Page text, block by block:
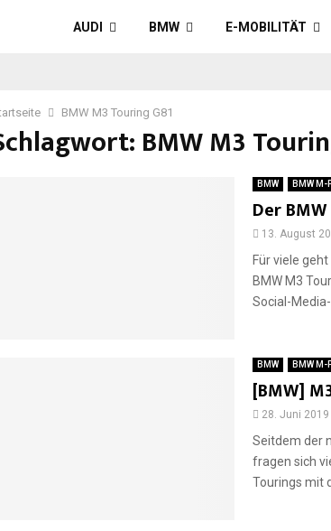
AUDI BMW E-MOBILITÄT
BMW M3 Touring G81
BMW M3
BMW BMW
Der
13. August
Für viele
BMW M3
Social-Media-
BMW BMW
[BMW]
28. Juni 2019
Seitdem der
fragen sich
Tourings mit